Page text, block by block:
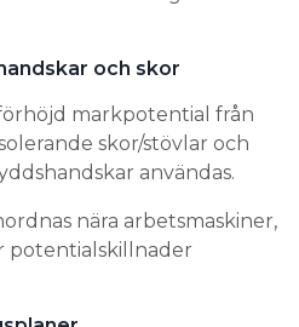
nära arbetsmaskiner,
är att arbeta med så
arbetsjordning
Planen tas fram av
med
arbetet.